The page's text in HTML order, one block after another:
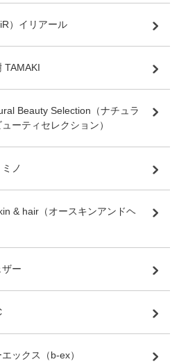
）イリアール
TAMAKI
Beauty Selection（ナチュラ
ューティセレクション）
ノ
& hair（オースキンアンドヘ
ザー
エックス（b-ex）